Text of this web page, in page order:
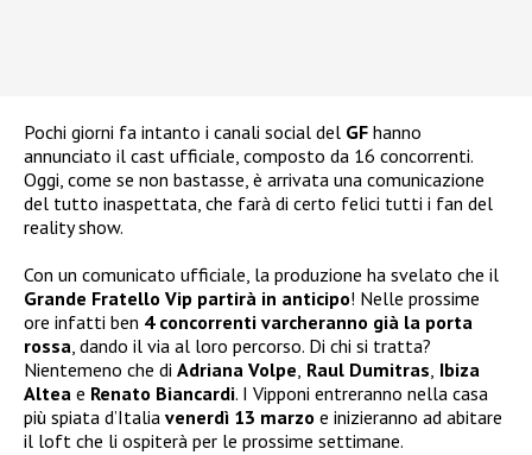
Pochi giorni fa intanto i canali social del GF hanno
annunciato il cast ufficiale, composto da 16 concorrenti.
Oggi, come se non bastasse, è arrivata una comunicazione
del tutto inaspettata, che farà di certo felici tutti i fan del
reality show.
Con un comunicato ufficiale, la produzione ha svelato che il
Grande Fratello Vip partirà in anticipo! Nelle prossime
ore infatti ben 4 concorrenti varcheranno già la porta
rossa, dando il via al loro percorso. Di chi si tratta?
Nientemeno che di Adriana Volpe, Raul Dumitras, Ibiza
Altea e Renato Biancardi. I Vipponi entreranno nella casa
più spiata d’Italia venerdì 13 marzo e inizieranno ad abitare
il loft che li ospiterà per le prossime settimane.